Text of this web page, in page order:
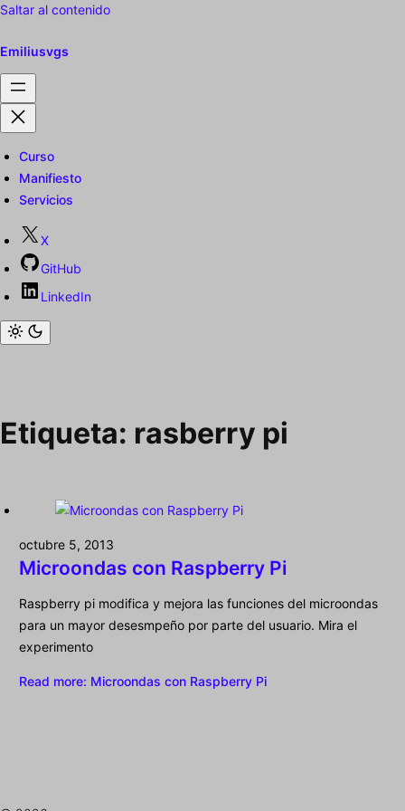
Saltar al contenido
Emiliusvgs
Curso
Manifiesto
Servicios
X
GitHub
LinkedIn
Etiqueta: rasberry pi
octubre 5, 2013
Microondas con Raspberry Pi
Raspberry pi modifica y mejora las funciones del microondas
para un mayor desesmpeño por parte del usuario. Mira el
experimento
Read more: Microondas con Raspberry Pi